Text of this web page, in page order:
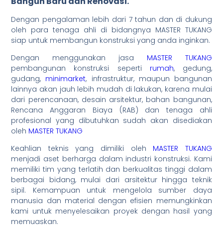
Dengan pengalaman lebih dari 7 tahun dan di dukung
oleh para tenaga ahli di bidangnya MASTER TUKANG
siap untuk membangun konstruksi yang anda inginkan.
Dengan menggunakan jasa MASTER TUKANG
pembangunan konstruksi seperti rumah, gedung,
gudang, minimarket, infrastruktur, maupun bangunan
lainnya akan jauh lebih mudah di lakukan, karena mulai
dari perencanaan, desain arsitektur, bahan bangunan,
Rencana Anggaran Biaya (RAB) dan tenaga ahli
profesional yang dibutuhkan sudah akan disediakan
oleh MASTER TUKANG
Keahlian teknis yang dimiliki oleh MASTER TUKANG
menjadi aset berharga dalam industri konstruksi. Kami
memiliki tim yang terlatih dan berkualitas tinggi dalam
berbagai bidang, mulai dari arsitektur hingga teknik
sipil. Kemampuan untuk mengelola sumber daya
manusia dan material dengan efisien memungkinkan
kami untuk menyelesaikan proyek dengan hasil yang
memuaskan.